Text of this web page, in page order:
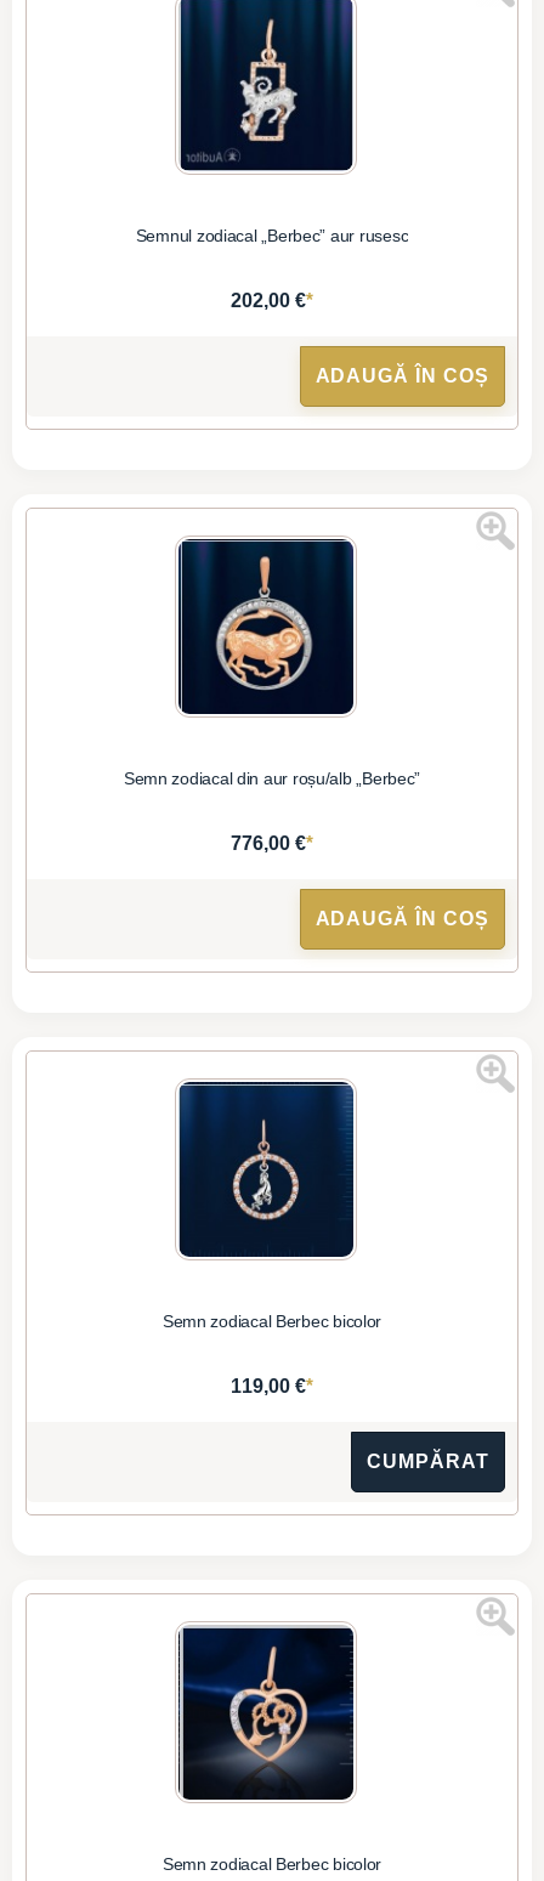
Semnul zodiacal „Berbec” aur rusesc
202,00 €*
ADAUGĂ ÎN COȘ
Semn zodiacal din aur roșu/alb „Berbec”
776,00 €*
ADAUGĂ ÎN COȘ
Semn zodiacal Berbec bicolor
119,00 €*
CUMPĂRAT
Semn zodiacal Berbec bicolor